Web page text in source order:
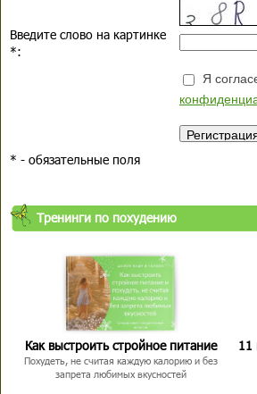
Введите слово на картинке
*:
Я
* - обязательные поля
Тренинги по похудению
Как выстроить стройное питание
Похудеть, не считая каждую калорию и без
запрета любимых вкусностей
11